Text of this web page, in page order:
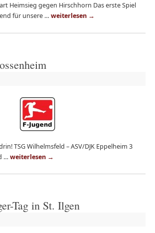
Heimsieg gegen Hirschhorn Das erste Spiel
für unsere … weiterlesen →
TSG Wilhelmsfeld – ASV/DJK Eppelheim 3
… weiterlesen →
Tag in St. Ilgen